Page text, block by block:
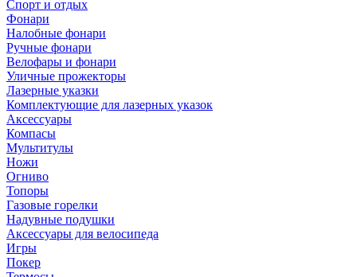
Спорт и отдых
Фонари
Налобные фонари
Ручные фонари
Велофары и фонари
Уличные прожекторы
Лазерные указки
Комплектующие для лазерных указок
Аксессуары
Компасы
Мультитулы
Ножи
Огниво
Топоры
Газовые горелки
Надувные подушки
Аксессуары для велосипеда
Игры
Покер